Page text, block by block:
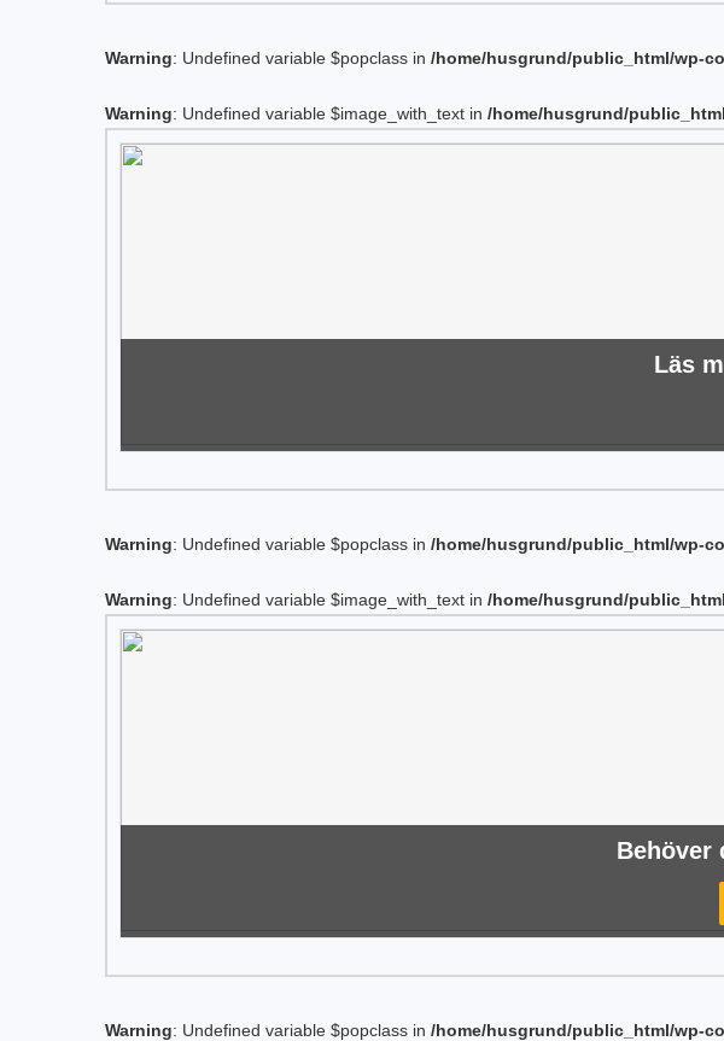
Warning: Undefined variable $popclass in /home/husgrund/public_html/wp-
Warning: Undefined variable $image_with_text in /home/husgrund/
Läs
Warning: Undefined variable $popclass in /home/husgrund/public_html/wp-
Warning: Undefined variable $image_with_text in /home/husgrund/
Behöver
Warning: Undefined variable $popclass in /home/husgrund/public_html/wp-